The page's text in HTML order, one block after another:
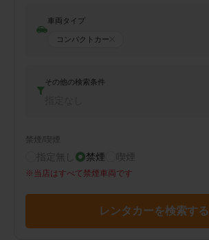
車両タイプ
コンパクトカー
その他の検索条件
禁煙/喫煙
指定無し 禁煙 喫煙
※ 当店はすべて禁煙車両です
レンタカーを検索する